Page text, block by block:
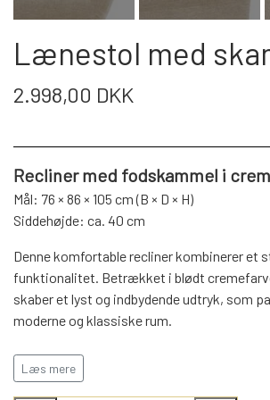
DAYBED/
ENTRE
REOLER
REOL EDGE
REOL MISTRAL
VÆGPANELER
SPEJLE
BELYSNING
SPEJLE
SPEJLE
VÆGPANELER
SPEJLE
PARKERING
MONTERING &
OM OS
Lænestol med
2.998,00 DKK
Recliner med fodskammel i
Mål: 76 × 86 × 105 cm (B × D × H)
Siddehøjde: ca. 40 cm
Denne komfortable recliner kombinerer et
funktionalitet. Betrækket i blødt
skaber et lyst og indbydende udtryk, som
moderne og klassiske rum.
Stolen har et stabilt 5-stjernet/4-stjernet
pulverlakeret stål med drejefunktion,
Læs mere